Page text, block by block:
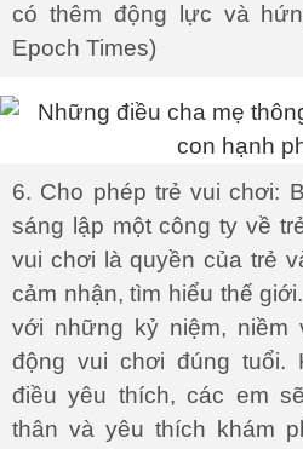
có thêm động lực và
Epoch Times)
6. Cho phép trẻ vui chơi:
sáng lập một công ty về
vui chơi là quyền của trẻ
cảm nhận, tìm hiểu thế
với những kỷ niệm, niềm
động vui chơi đúng tuổi.
điều yêu thích, các em
thân và yêu thích khám